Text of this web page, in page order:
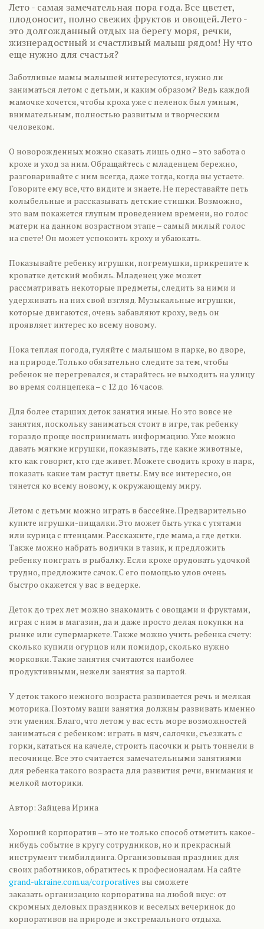
Лето - самая замечательная пора года. Все цветет,
плодоносит, полно свежих фруктов и овощей. Лето -
это долгожданный отдых на берегу моря, речки,
жизнерадостный и счастливый малыш рядом! Ну что
еще нужно для счастья?
Заботливые мамы малышей интересуются, нужно ли
заниматься летом с детьми, и каким образом? Ведь каждой
мамочке хочется, чтобы кроха уже с пеленок был умным,
внимательным, полностью развитым и творческим
человеком.
О новорожденных можно сказать лишь одно – это забота о
крохе и уход за ним. Обращайтесь с младенцем бережно,
разговаривайте с ним всегда, даже тогда, когда вы устаете.
Говорите ему все, что видите и знаете. Не переставайте петь
колыбельные и рассказывать детские стишки. Возможно,
это вам покажется глупым проведением времени, но голос
матери на данном возрастном этапе – самый милый голос
на свете! Он может успокоить кроху и убаюкать.
Показывайте ребенку игрушки, погремушки, прикрепите к
кроватке детский мобиль. Младенец уже может
рассматривать некоторые предметы, следить за ними и
удерживать на них свой взгляд. Музыкальные игрушки,
которые двигаются, очень забавляют кроху, ведь он
проявляет интерес ко всему новому.
Пока теплая погода, гуляйте с малышом в парке, во дворе,
на природе. Только обязательно следите за тем, чтобы
ребенок не перегревался, и старайтесь не выходить на улицу
во время солнцепека – с 12 до 16 часов.
Для более старших деток занятия иные. Но это вовсе не
занятия, поскольку заниматься стоит в игре, так ребенку
гораздо проще воспринимать информацию. Уже можно
давать мягкие игрушки, показывать, где какие животные,
кто как говорит, кто где живет. Можете сводить кроху в парк,
показать какие там растут цветы. Ему все интересно, он
тянется ко всему новому, к окружающему миру.
Летом с детьми можно играть в бассейне. Предварительно
купите игрушки-пищалки. Это может быть утка с утятами
или курица с птенцами. Расскажите, где мама, а где детки.
Также можно набрать водички в тазик, и предложить
ребенку поиграть в рыбалку. Если крохе орудовать удочкой
трудно, предложите сачок. С его помощью улов очень
быстро окажется у вас в ведерке.
Деток до трех лет можно знакомить с овощами и фруктами,
играя с ним в магазин, да и даже просто делая покупки на
рынке или супермаркете. Также можно учить ребенка счету:
сколько купили огурцов или помидор, сколько нужно
морковки. Такие занятия считаются наиболее
продуктивными, нежели занятия за партой.
У деток такого нежного возраста развивается речь и мелкая
моторика. Поэтому ваши занятия должны развивать именно
эти умения. Благо, что летом у вас есть море возможностей
заниматься с ребенком: играть в мяч, салочки, съезжать с
горки, кататься на качеле, строить пасочки и рыть тоннели в
песочнице. Все это считается замечательными занятиями
для ребенка такого возраста для развития речи, внимания и
мелкой моторики.
Автор: Зайцева Ирина
Хороший корпоратив – это не только способ отметить какое-
нибудь событие в кругу сотрудников, но и прекрасный
инструмент тимбилдинга. Организовывая праздник для
своих работников, обратитесь к професионалам. На сайте
grand-ukraine.com.ua/corporatives вы сможете
заказать организацию корпоратива на любой вкус: от
скромных деловых праздников и веселых вечеринок до
корпоративов на природе и экстремального отдыха.